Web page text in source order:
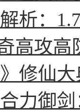
析：
高攻
》修仙
力御